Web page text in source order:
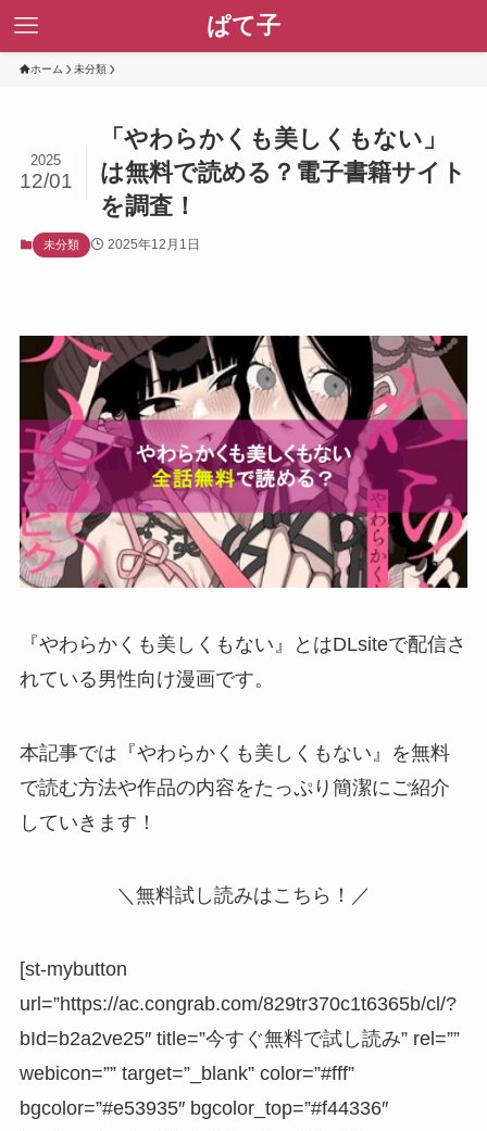
ぱて子
ホーム 未分類
「やわらかくも美しくもない」
は無料で読める？電子書籍サイト
を調査！
2025
12/01
未分類 2025年12月1日
『やわらかくも美しくもない』とはDLsiteで配信さ
れている男性向け漫画です。
本記事では『やわらかくも美しくもない』を無料
で読む方法や作品の内容をたっぷり簡潔にご紹介
していきます！
＼無料試し読みはこちら！／
[st-mybutton
url=”https://ac.congrab.com/829tr370c1t6365b/cl/?
bId=b2a2ve25″ title=”今すぐ無料で試し読み” rel=””
webicon=”” target=”_blank” color=”#fff”
bgcolor=”#e53935″ bgcolor_top=”#f44336″